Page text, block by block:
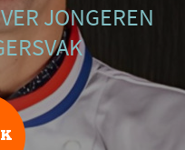
JONGEREN